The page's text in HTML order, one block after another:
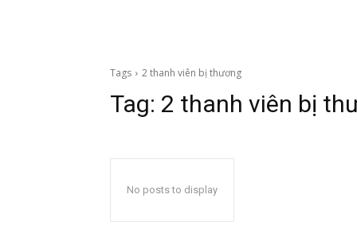
Tags 2 thanh viên bị thương
Tag: 2 thanh viên bị
No posts to display